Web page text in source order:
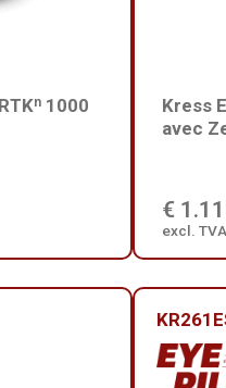
1000
Kress
avec
€
excl. TVA